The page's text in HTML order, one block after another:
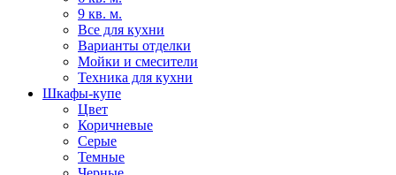
9 кв. м.
Все для кухни
Варианты отделки
Мойки и смесители
Техника для кухни
Шкафы-купе
Цвет
Коричневые
Серые
Темные